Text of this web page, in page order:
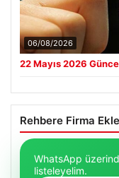
06/08/2026
22 Mayıs 2026
Rehbere Firma Ekle
WhatsApp
listeleyelim.